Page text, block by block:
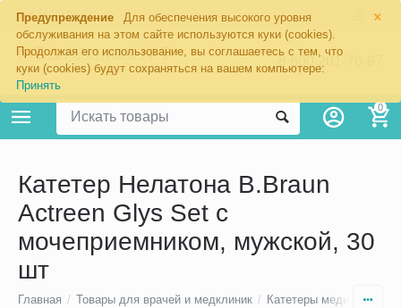
×
Предупреждение
Для обеспечения высокого уровня
обслуживания на этом сайте используются куки (cookies).
Продолжая его использование, вы соглашаетесь с тем, что
куки (cookies) будут сохраняться на вашем компьютере:
Принять
Москва
8 800 201-70-97
0
Катетер Нелатона B.Braun
Actreen Glys Set с
мочеприемником, мужской, 30
шт
Главная / Товары для врачей и медклиник / Катетеры медицинские